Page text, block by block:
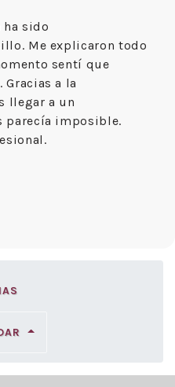
sido
Me explicaron todo
sentí que
Gracias a la
llegar a un
parecía imposible.